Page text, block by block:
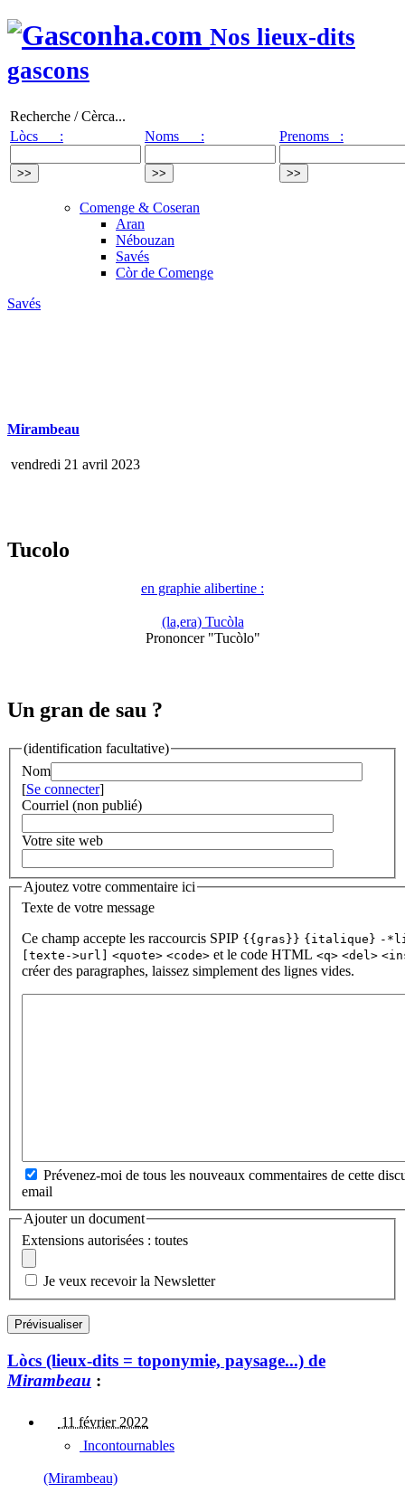
Nos lieux-dits
gascons
Recherche / Cèrca...
Lòcs :
Noms : Prenoms :
Comenge & Coseran
Aran
Nébouzan
Savés
Còr de Comenge
Savés
Mirambeau
vendredi 21 avril 2023
Tucolo
en graphie alibertine :
(la,era) Tucòla
Prononcer "Tucòlo"
Un gran de sau ?
(identification facultative)
Nom
[Se connecter]
Courriel (non publié)
Votre site web
Ajoutez votre commentaire ici
Texte de votre message
Ce champ accepte les raccourcis SPIP {{gras}} {italique} -
[texte->url]
<quote> <code> et le code HTML <q> <del>
créer des paragraphes, laissez simplement des lignes vides.
Prévenez-moi de tous les nouveaux commentaires de cette
email
Ajouter un document
Extensions autorisées : toutes
Je veux recevoir la Newsletter
Lòcs (lieux-dits = toponymie, paysage...) de
Mirambeau :
11 février 2022
Incontournables
(Mirambeau)